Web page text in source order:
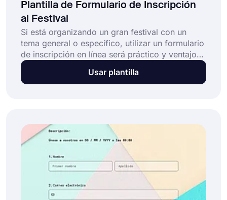
Plantilla de Formulario de Inscripción
al Festival
Si está organizando un gran festival con un
tema general o específico, utilizar un formulario
de inscripción en línea será práctico y ventajoso
por algunas razones. Con un formulario de
inscripción al festival, recopilará información de
Usar plantilla